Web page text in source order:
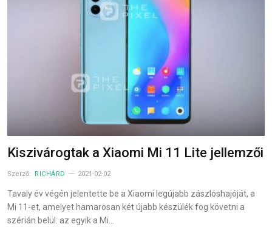
Kiszivárogtak a Xiaomi Mi 11 Lite jellemzői
Szerző: RICHÁRD 2021-02-02
Tavaly év végén jelentette be a Xiaomi legújabb zászlóshajóját, a
Mi 11-et, amelyet hamarosan két újabb készülék fog követni a
szérián belül: az egyik a Mi…